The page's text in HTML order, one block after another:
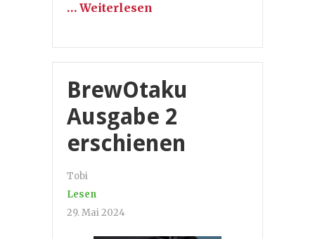
… Weiterlesen
BrewOtaku
Ausgabe 2
erschienen
Tobi
Lesen
29. Mai 2024